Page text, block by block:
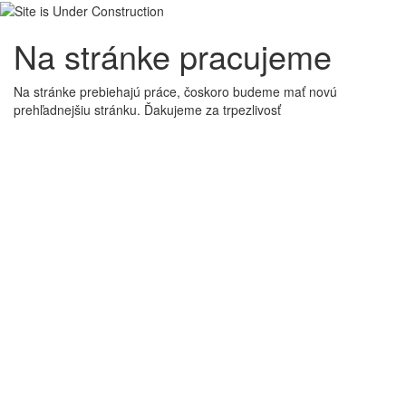
Na stránke pracujeme
Na stránke prebiehajú práce, čoskoro budeme mať novú
prehľadnejšiu stránku. Ďakujeme za trpezlivosť